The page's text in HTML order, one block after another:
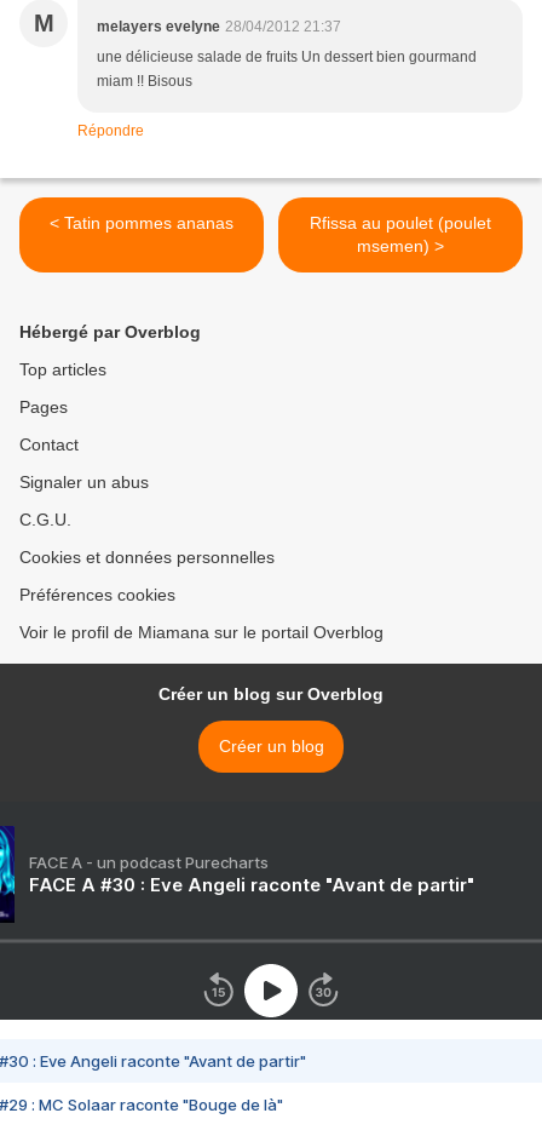
M melayers evelyne 28/04/2012 21:37
une délicieuse salade de fruits Un dessert bien gourmand
miam !! Bisous
Répondre
< Tatin pommes ananas
Rfissa au poulet (poulet
msemen) >
Hébergé par Overblog
Top articles
Pages
Contact
Signaler un abus
C.G.U.
Cookies et données personnelles
Préférences cookies
Voir le profil de Miamana sur le portail Overblog
Créer un blog sur Overblog
Créer un blog
FACE A - un podcast Purecharts
FACE A #30 : Eve Angeli raconte "Avant de partir"
#30 : Eve Angeli raconte "Avant de partir"
#29 : MC Solaar raconte "Bouge de là"